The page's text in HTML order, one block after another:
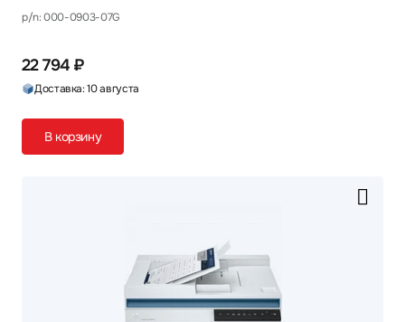
p/n: 000-0903-07G
22 794 ₽
Доставка: 10 августа
В корзину